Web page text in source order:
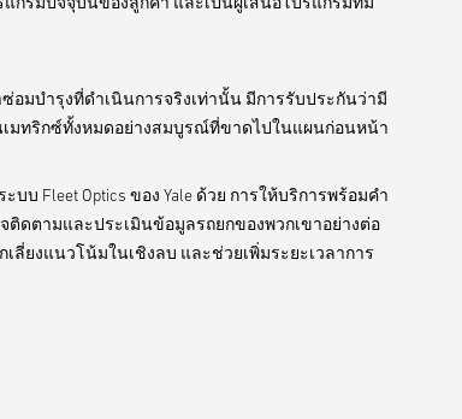
อมบำรุงที่ดำเนินการจริงเท่านั้น มีการรับประกันว่ามี
มทริกซ์ทั้งหมดอย่างสมบูรณ์ที่ขาดไปในแผนก่อนหน้า
บ Fleet Optics ของ Yale ด้วย การให้บริการพร้อมคำ
ดตามและประเมินข้อมูลรถยกของพวกเขาอย่างต่อ
ยงแนวโน้มในเชิงลบ และช่วยเพิ่มระยะเวลาการ